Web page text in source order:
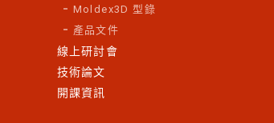
Moldex3D 型錄
產品文件
線上研討會
技術論文
開課資訊